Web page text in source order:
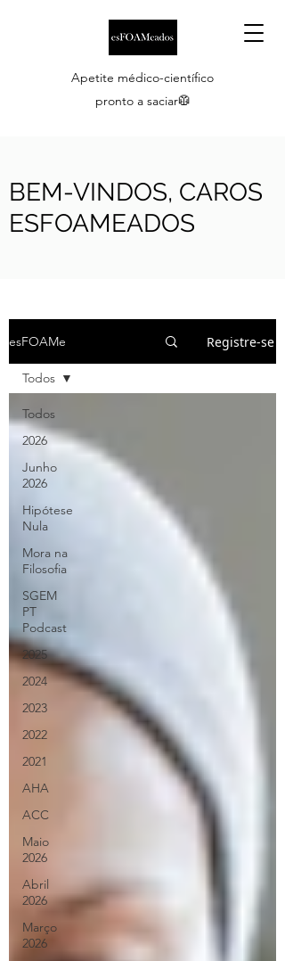
Apetite médico-científico
pronto a saciar🥼
BEM-VINDOS, CAROS
ESFOAMEADOS
esFOAMe Registre-se
Todos
2026
Junho
2026
Hipótese
Nula
Mora na
Filosofia
SGEM
PT
Podcast
2025
2024
2023
2022
2021
AHA
ACC
Maio
2026
Abril
2026
Março
2026
Todos